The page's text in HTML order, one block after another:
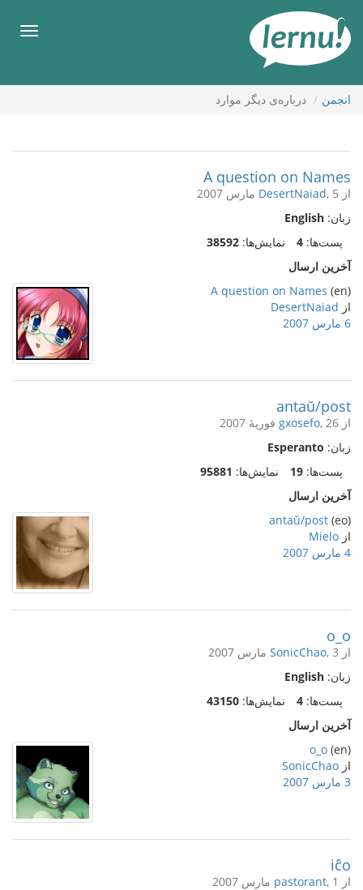
محتوا
انجمن درباره‌ی دیگر موارد
A question on Names
از DesertNaiad, 5 مارس 2007
زبان: English
پست‌ها: 4 نمایش‌ها: 38592
آخرین ارسال
(en)
A question on Names
از DesertNaiad
6 مارس 2007
antaŭ/post
از gxosefo, 26 فوریهٔ 2007
زبان: Esperanto
پست‌ها: 19 نمایش‌ها: 95881
آخرین ارسال
(eo)
antaŭ/post
از Mielo
4 مارس 2007
o_o
از SonicChao, 3 مارس 2007
زبان: English
پست‌ها: 4 نمایش‌ها: 43150
آخرین ارسال
(en)
o_o
از SonicChao
3 مارس 2007
iĉo
از pastorant, 1 مارس 2007